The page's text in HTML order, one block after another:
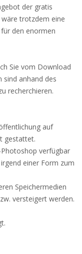
der gratis
trotzdem eine
den enormen
Sie vom Download
sind anhand des
recherchieren.
auf
gestattet.
verfügbar
einer Form zum
Speichermedien
versteigert werden.